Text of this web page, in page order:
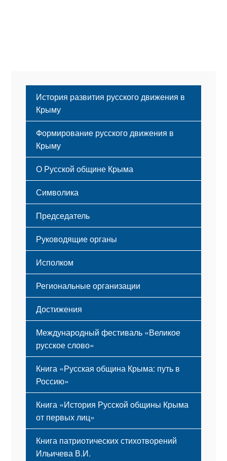
История развития русского движения в
Крыму
Формирование русского движения в
Крыму
Русский Крым
О Русской общине Крыма
Этапы становления
Принципы деятельности
Структура
Мероприятия
Символика
Флаг
Герб
Гимн
Председатель
Руководящие органы
Исполком
Региональные организации
Достижения
Международный фестиваль «Великое
русское слово»
Книга «Русская община Крыма: путь в
Россию»
Книга «История Русской общины Крыма
от первых лиц»
Книга патриотических стихотворений
Ильичева В.И.